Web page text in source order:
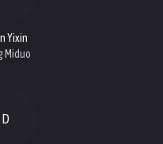
Yixin
Miduo
D